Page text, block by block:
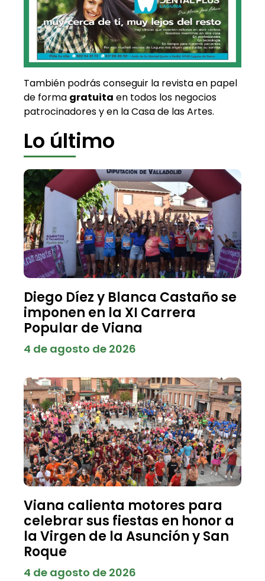
También podrás conseguir la revista en papel
de forma gratuita en todos los negocios
patrocinadores y en la Casa de las Artes.
Lo último
Diego Díez y Blanca Castaño se
imponen en la XI Carrera
Popular de Viana
4 de agosto de 2026
Viana calienta motores para
celebrar sus fiestas en honor a
la Virgen de la Asunción y San
Roque
4 de agosto de 2026